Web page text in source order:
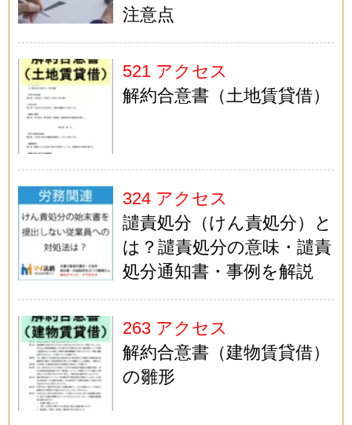
注意点
521 アクセス
解約合意書（土地賃貸借）
324 アクセス
譴責処分（けん責処分）と
は？譴責処分の意味・譴責
処分通知書・事例を解説
263 アクセス
解約合意書（建物賃貸借）
の雛形